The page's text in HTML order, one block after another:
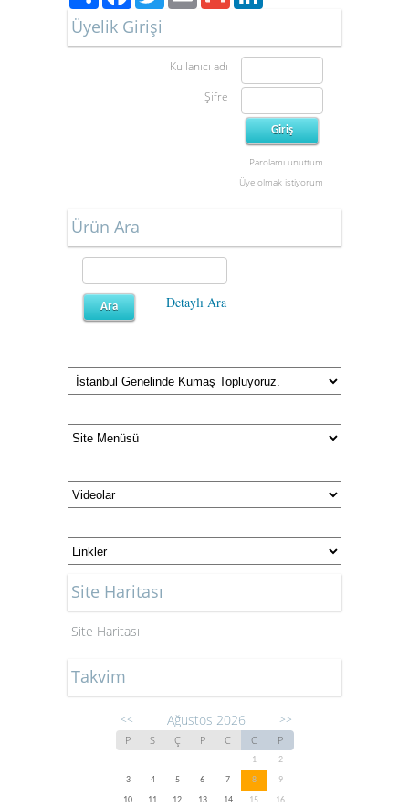
Üyelik Girişi
Kullanıcı adı
Şifre
Parolamı unuttum
Üye olmak istiyorum
Ürün Ara
Detaylı Ara
Site Haritası
Site Haritası
Takvim
<< Ağustos 2026 >>
P S Ç P C C P
1
2
3
4 5 6 7 8
9
10
11 12 13 14 15
16